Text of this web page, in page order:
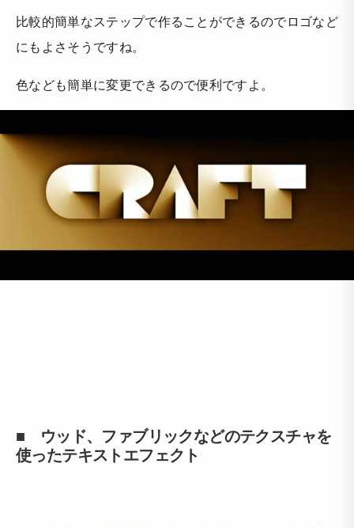
比較的簡単なステップで作ることができるのでロゴなど
にもよさそうですね。
色なども簡単に変更できるので便利ですよ。
■ ウッド、ファブリックなどのテクスチャを
使ったテキストエフェクト